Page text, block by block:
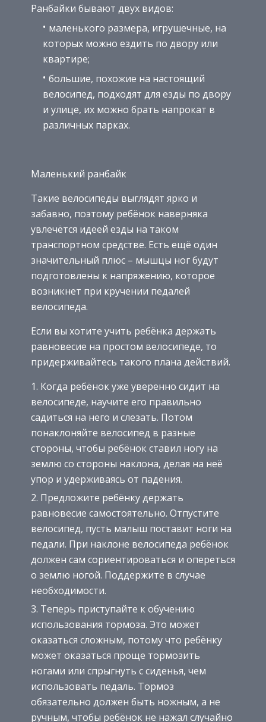
Ранбайки бывают двух видов:
маленького размера, игрушечные, на
которых можно ездить по двору или
квартире;
большие, похожие на настоящий
велосипед, подходят для езды по двору
и улице, их можно брать напрокат в
различных парках.
Маленький ранбайк
Такие велосипеды выглядят ярко и
забавно, поэтому ребёнок наверняка
увлечётся идеей езды на таком
транспортном средстве. Есть ещё один
значительный плюс – мышцы ног будут
подготовлены к напряжению, которое
возникнет при кручении педалей
велосипеда.
Если вы хотите учить ребёнка держать
равновесие на простом велосипеде, то
придерживайтесь такого плана действий.
Когда ребёнок уже уверенно сидит на
велосипеде, научите его правильно
садиться на него и слезать. Потом
понаклоняйте велосипед в разные
стороны, чтобы ребёнок ставил ногу на
землю со стороны наклона, делая на неё
упор и удерживаясь от падения.
Предложите ребёнку держать
равновесие самостоятельно. Отпустите
велосипед, пусть малыш поставит ноги на
педали. При наклоне велосипеда ребёнок
должен сам сориентироваться и опереться
о землю ногой. Поддержите в случае
необходимости.
Теперь приступайте к обучению
использования тормоза. Это может
оказаться сложным, потому что ребёнку
может оказаться проще тормозить
ногами или спрыгнуть с сиденья, чем
использовать педаль. Тормоз
обязательно должен быть ножным, а не
ручным, чтобы ребёнок не нажал случайно